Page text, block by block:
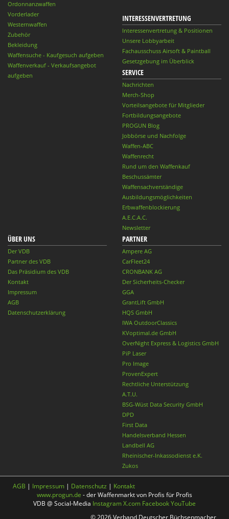
Ordonnanzwaffen
Vorderlader
Westernwaffen
Zubehör
Bekleidung
Waffensuche - Kaufgesuch aufgeben
Waffenverkauf - Verkaufsangebot
aufgeben
INTERESSENVERTRETUNG
Interessenvertretung & Positionen
Unsere Lobbyarbeit
Fachausschuss Airsoft & Paintball
Gesetzgebung im Überblick
SERVICE
Nachrichten
Merch-Shop
Vorteilsangebote für Mitglieder
Fortbildungsangebote
PROGUN Blog
Jobbörse und Nachfolge
Waffen-ABC
Waffenrecht
Rund um den Waffenkauf
Beschussämter
Waffensachverständige
Ausbildungsmöglichkeiten
Erbwaffenblockierung
A.E.C.A.C.
Newsletter
ÜBER UNS
Der VDB
Partner des VDB
Das Präsidium des VDB
Kontakt
Impressum
AGB
Datenschutzerklärung
PARTNER
Ampere AG
CarFleet24
CRONBANK AG
Der Sicherheits-Checker
GGA
GrantLift GmbH
HQS GmbH
IWA OutdoorClassics
KVoptimal.de GmbH
OverNight Express & Logistics GmbH
PiP Laser
Pro Image
ProvenExpert
Rechtliche Unterstützung
A.T.U.
BSG-Wüst Data Security GmbH
DPD
First Data
Handelsverband Hessen
Landbell AG
Rheinischer-Inkassodienst e.K.
Zukos
AGB | Impressum | Datenschutz | Kontakt
www.progun.de - der Waffenmarkt von Profis für Profis
VDB @ Social-Media InstagramX.com FacebookYouTube
© 2026 Verband Deutscher Büchsenmacher